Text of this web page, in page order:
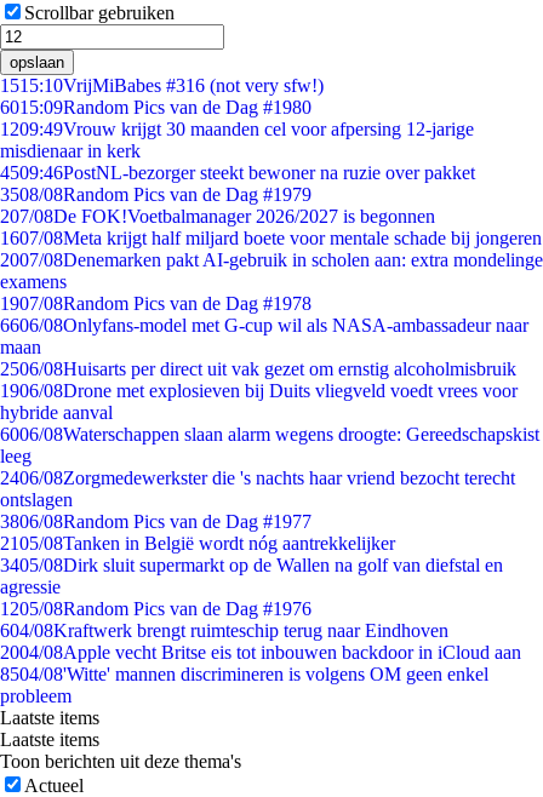
Scrollbar gebruiken
opslaan
1515:10VrijMiBabes #316 (not very sfw!)
6015:09Random Pics van de Dag #1980
1209:49Vrouw krijgt 30 maanden cel voor afpersing 12-jarige
misdienaar in kerk
4509:46PostNL-bezorger steekt bewoner na ruzie over pakket
3508/08Random Pics van de Dag #1979
207/08De FOK!Voetbalmanager 2026/2027 is begonnen
1607/08Meta krijgt half miljard boete voor mentale schade bij jongeren
2007/08Denemarken pakt AI-gebruik in scholen aan: extra mondelinge
examens
1907/08Random Pics van de Dag #1978
6606/08Onlyfans-model met G-cup wil als NASA-ambassadeur naar
maan
2506/08Huisarts per direct uit vak gezet om ernstig alcoholmisbruik
1906/08Drone met explosieven bij Duits vliegveld voedt vrees voor
hybride aanval
6006/08Waterschappen slaan alarm wegens droogte: Gereedschapskist
leeg
2406/08Zorgmedewerkster die 's nachts haar vriend bezocht terecht
ontslagen
3806/08Random Pics van de Dag #1977
2105/08Tanken in België wordt nóg aantrekkelijker
3405/08Dirk sluit supermarkt op de Wallen na golf van diefstal en
agressie
1205/08Random Pics van de Dag #1976
604/08Kraftwerk brengt ruimteschip terug naar Eindhoven
2004/08Apple vecht Britse eis tot inbouwen backdoor in iCloud aan
8504/08'Witte' mannen discrimineren is volgens OM geen enkel
probleem
Laatste items
Laatste items
Toon berichten uit deze thema's
Actueel